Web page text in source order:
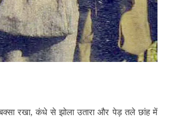
रखा,कंधे से झोला उतारा और पेड़ तले छांह में